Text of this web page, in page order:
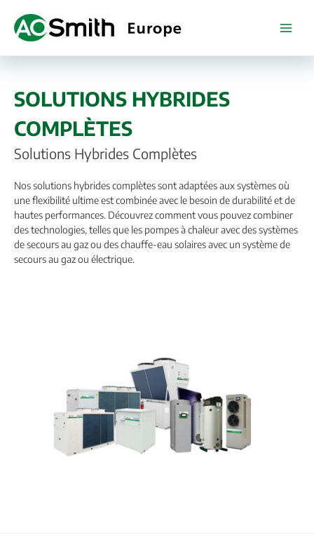
content
SOLUTIONS HYBRIDES
COMPLÈTES
Solutions Hybrides Complètes
Nos solutions hybrides complètes sont adaptées aux systèmes où
une flexibilité ultime est combinée avec le besoin de durabilité et de
hautes performances. Découvrez comment vous pouvez combiner
des technologies, telles que les pompes à chaleur avec des systèmes
de secours au gaz ou des chauffe-eau solaires avec un système de
secours au gaz ou électrique.